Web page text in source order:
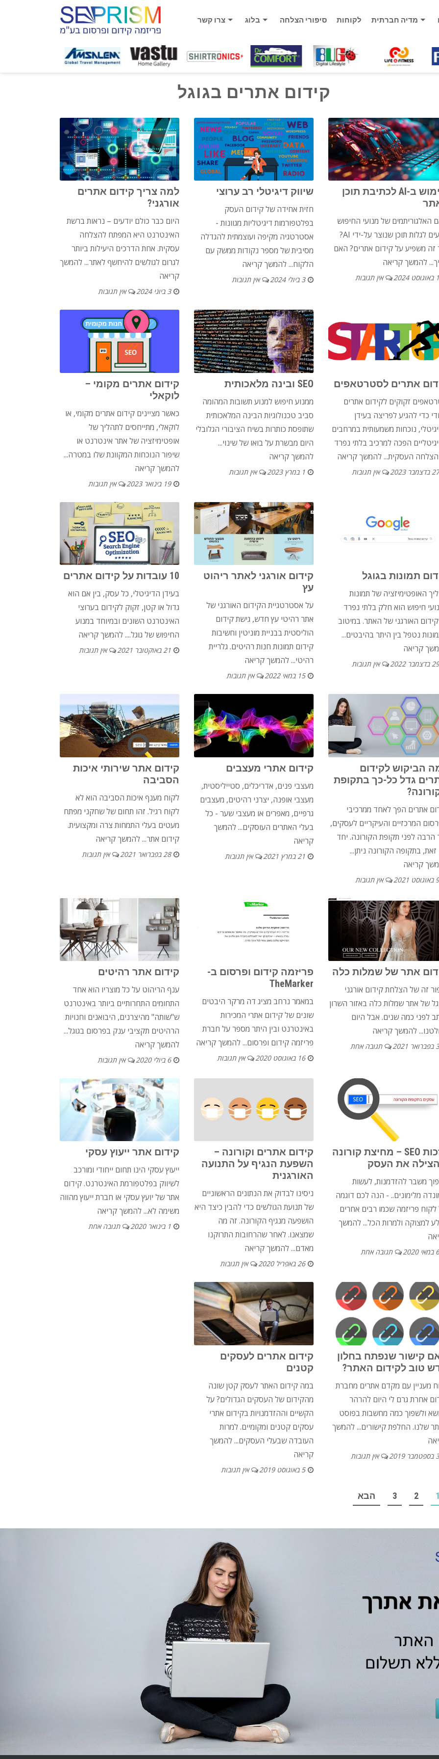
מדיה חברתית לקוחות סיפורי הצלחה בלוג צרו קשר
קידום אתרים בגוגל
שימוש ב-AI לכתיבת תוכן
האלגוריתמים של מנועי החיפוש
יודעים לגלות תוכן שנוצר על-ידי AI?
זה משפיע על קידום אתרים? האם
להמשך קריאה
1 באוגוסט 2024 אין תגובות
שיווק דיגיטלי רב ערוצי
חזית אחידה של קידום העסק
בפלטפורמות דיגיטליות מגוונות -
אסטרטגיה מקיפה ועוצמתית להגדלה
מסיבית של מספר נקודות ממשק עם
הלקוח...להמשך קריאה
3 ביולי 2024 אין תגובות
למה צריך קידום אתרים
אורגני?
היום כבר כולם יודעים – נראות ברשת
האינטרנט היא המפתח להצלחה
עסקית. אחת הדרכים היעילות ביותר
לגרום לגולשים להיחשף לאתר...להמשך
קריאה
3 ביוני 2024 אין תגובות
אתרים לסטרטאפים
זקוקים לקידום אתרים
כדי להגיע לפריצה בעידן
נוכחות משמעותית במרחבים
הפכה למרכיב בלתי נפרד
העסקית...להמשך קריאה
27 בדצמבר 2023 אין תגובות
SEO ובינה מלאכותית
ממנוע חיפוש למנוע תשובות המהומה
סביב טכנולוגיות הבינה המלאכותית
שתופסת כותרות בשיח הציבורי הגלובלי
היום מבשרת על בואו של שינוי...
להמשך קריאה
1 במרץ 2023 אין תגובות
קידום אתרים מקומי –
לוקאלי
כאשר מציינים קידום אתרים מקומי, או
לוקאלי, מתייחסים לתהליך של
אופטימיזציה של אתר אינטרנט או
שיפור הנוכחות המקוונת שלו במטרה...
להמשך קריאה
19 בינואר 2023 אין תגובות
תמונות בגוגל
האופטימיזציה של תמונות
חיפוש הוא חלק בלתי נפרד
האורגני של האתר. במיטוב
נטפל בין היתר בהיבטים...
קריאה
29 בדצמבר 2022 אין תגובות
קידום אורגני לאתר ריהוט
עץ
על אסטרטגיית הקידום האורגני של
אתר רהיטי עץ חדש, גישת קידום
הוליסטית בבניית מוניטין וחשיבות
קידום תמונות חנות רהיטים. גלריית
רהיטי...להמשך קריאה
15 במאי 2022 אין תגובות
10 עובדות על קידום אתרים
בעידן הדיגיטלי, כל עסק, בין אם הוא
גדול או קטן, זקוק לקידום בערוצי
האינטרנט השונים ובמיוחד במנוע
החיפוש של גוגל....להמשך קריאה
21 באוקטובר 2021 אין תגובות
הביקוש לקידום
גדל כל-כך בתקופת
אתרים הפך לאחד ממרכיבי
המרכזיים והעיקריים לעסקים,
הרבה לפני תקופת הקורונה. יחד
בתקופה הקורונה ניתן...
קריאה
9 באוגוסט 2021 אין תגובות
קידום אתרי מעצבים
​מעצבי פנים, אדריכלים, סטייליסטית,
מעצבי אופנה, יצרני רהיטים, מעצבים
גרפיים, מאפרים או מעצבי שער - כל
בעלי האתרים העוסקים...להמשך
קריאה
21 במרץ 2021 אין תגובות
קידום אתר שירותי איכות
הסביבה
לקוח מענף איכות הסביבה הוא לא
לקוח רגיל. זהו תחום של שחקני מפתח
מעטים בעלי התמחות צרה ומקצועית.
קידום אתר...להמשך קריאה
28 בפברואר 2021 אין תגובות
אתר של שמלות כלה
זה של הצלחת קידום אורגני
של אתר שמלות כלה באזור השרון
לפני כמה שנים. אבל היום
להמשך קריאה
3 בפברואר 2021 תגובה אחת
פריזמה קידום ופרסום ב-
TheMarker
במאמר נרחב מציג דה מרקר היבטים
שונים של קידום אתרי המכירות
באינטרנט ובין היתר מספר על חברת
פריזמה קידום ופרסום...להמשך קריאה
16 באוגוסט 2020 אין תגובות
קידום אתר רהיטים
ענף הריהוט על כל מוצריו הוא אחד
התחומים התחרותיים ביותר באינטרנט
ש"שותה" מהיצרנים, היבואנים וחנויות
הרהיטים תקציבי ענק בפרסום בגוגל...
להמשך קריאה
6 ביולי 2020 אין תגובות
בזכות SEO – מחיצת קורונה
את העסק
משבר להזדמנות, לעשות
מלימונים.. - הנה לכם דוגמה
פריזמה שכמו רבים אחרים
למצוקה ולמרות הכל...להמשך
6 במאי 2020 תגובה אחת
קידום אתרים וקורונה –
השפעת הנגיף על התנועה
האורגנית
ניסינו לבדוק את הנתונים הראשוניים
של תנועת הגולשים כדי להבין כיצד היא
הושפעה מנגיף הקורונה. זה מה
שמצאנו. לאחר שהרחובות התרוקנו
מאדם...להמשך קריאה
26 באפריל 2020 אין תגובות
קידום אתר ייעוץ עסקי
ייעוץ עסקי הינו תחום ייחודי ומורכב
לשיווק בפלטפורמת האינטרנט. קידום
אתר של יועץ עסקי או חברת ייעוץ מהווה
משימה לא...להמשך קריאה
1 בינואר 2020 תגובה אחת
קישור שנפתח בחלון
טוב לקידום האתר?
מעניין עם מקדם אתרים מחברת
אחרת גרם לי היום להרהר
ולשפוך כמה מחשבות בפוסט
שלנו. החלפת קישורים...להמשך
3 בספטמבר 2019 אין תגובות
קידום אתרים לעסקים
קטנים
במה קידום האתר לעסק קטן שונה
מהקידום של העסקים הגדולים? על
הקשיים וההזדמנויות בקידום אתרי
עסקים קטנים ומקומיים. למרות
העובדה שבעלי העסקים...להמשך
קריאה
5 באוגוסט 2019 אין תגובות
1
2
3 הבא